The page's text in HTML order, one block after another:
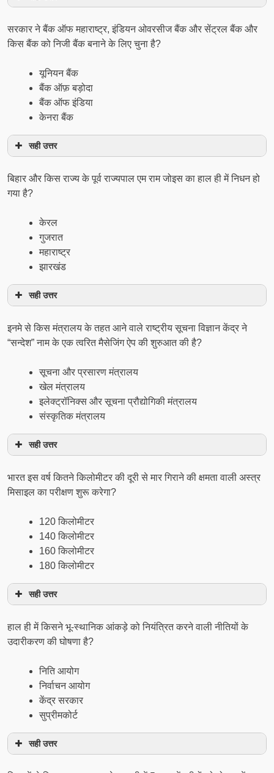
सरकार ने बैंक ऑफ महाराष्ट्र, इंडियन ओवरसीज बैंक और सेंट्रल बैंक और
किस बैंक को निजी बैंक बनाने के लिए चुना है?
यूनियन बैंक
बैंक ऑफ़ बड़ोदा
बैंक ऑफ इंडिया
केनरा बैंक
सही उत्तर
बिहार और किस राज्य के पूर्व राज्यपाल एम राम जोइस का हाल ही में निधन हो
गया है?
केरल
गुजरात
महाराष्ट्र
झारखंड
सही उत्तर
इनमे से किस मंत्रालय के तहत आने वाले राष्ट्रीय सूचना विज्ञान केंद्र ने
“सन्देश” नाम के एक त्वरित मैसेजिंग ऐप की शुरुआत की है?
सूचना और प्रसारण मंत्रालय
खेल मंत्रालय
इलेक्ट्रॉनिक्स और सूचना प्रौद्योगिकी मंत्रालय
संस्कृतिक मंत्रालय
सही उत्तर
भारत इस वर्ष कितने किलोमीटर की दूरी से मार गिराने की क्षमता वाली अस्‍त्र
मिसाइल का परीक्षण शुरू करेगा?
120 किलोमीटर
140 किलोमीटर
160 किलोमीटर
180 किलोमीटर
सही उत्तर
हाल ही में किसने भू-स्थानिक आंकड़े को नियंत्रित करने वाली नीतियों के
उदारीकरण की घोषणा है?
निति आयोग
निर्वाचन आयोग
केंद्र सरकार
सुप्रीमकोर्ट
सही उत्तर